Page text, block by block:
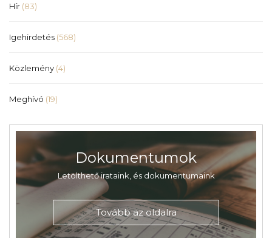
Hír (83)
Igehirdetés (568)
Közlemény (4)
Meghívó (19)
Dokumentumok
Letölthető irataink, és dokumentumaink
Tovább az oldalra